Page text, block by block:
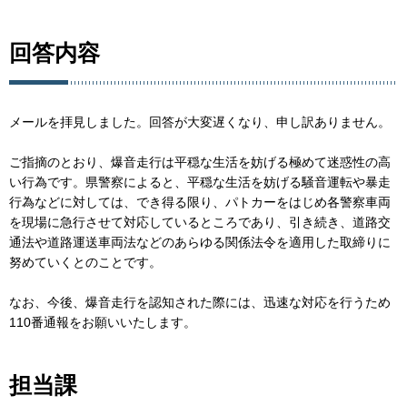
回答内容
メールを拝見しました。回答が大変遅くなり、申し訳ありません。
ご指摘のとおり、爆音走行は平穏な生活を妨げる極めて迷惑性の高
い行為です。県警察によると、平穏な生活を妨げる騒音運転や暴走
行為などに対しては、でき得る限り、パトカーをはじめ各警察車両
を現場に急行させて対応しているところであり、引き続き、道路交
通法や道路運送車両法などのあらゆる関係法令を適用した取締りに
努めていくとのことです。
なお、今後、爆音走行を認知された際には、迅速な対応を行うため
110番通報をお願いいたします。
担当課